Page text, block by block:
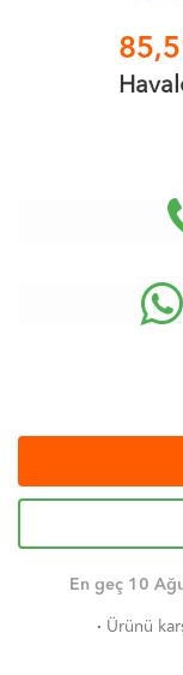
En geç 10
· Ürünü